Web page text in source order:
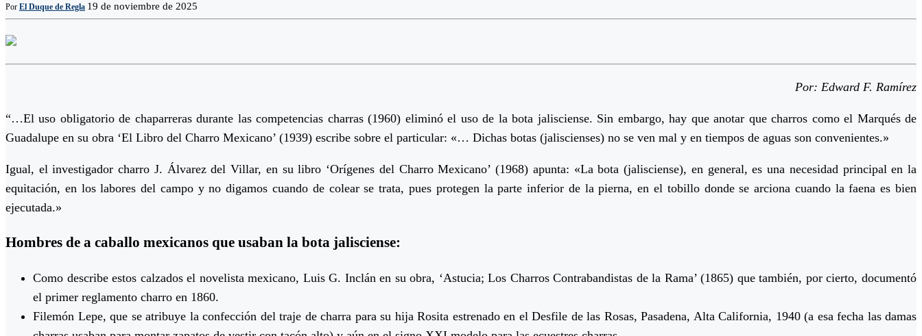
Por El Duque de Regla 19 de noviembre de 2025
Por: Edward F. Ramírez
“…El uso obligatorio de chaparreras durante las competencias charras (1960) eliminó el uso de la bota jalisciense. Sin embargo, hay que anotar que charros como el Marqués de
Guadalupe en su obra ‘El Libro del Charro Mexicano’ (1939) escribe sobre el particular: «… Dichas botas (jaliscienses) no se ven mal y en tiempos de aguas son convenientes.»
Igual, el investigador charro J. Álvarez del Villar, en su libro ‘Orígenes del Charro Mexicano’ (1968) apunta: «La bota (jalisciense), en general, es una necesidad principal en la
equitación, en los labores del campo y no digamos cuando de colear se trata, pues protegen la parte inferior de la pierna, en el tobillo donde se arciona cuando la faena es bien
ejecutada.»
Hombres de a caballo mexicanos que usaban la bota jalisciense:
Como describe estos calzados el novelista mexicano, Luis G. Inclán en su obra, ‘Astucia; Los Charros Contrabandistas de la Rama’ (1865) que también, por cierto, documentó
el primer reglamento charro en 1860.
Filemón Lepe, que se atribuye la confección del traje de charra para su hija Rosita estrenado en el Desfile de las Rosas, Pasadena, Alta California, 1940 (a esa fecha las damas